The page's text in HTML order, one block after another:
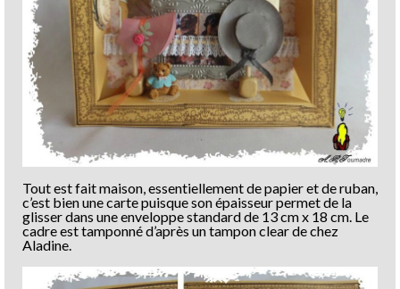
Tout est fait maison, essentiellement de papier et de ruban,
c’est bien une carte puisque son épaisseur permet de la
glisser dans une enveloppe standard de 13 cm x 18 cm. Le
cadre est tamponné d’après un tampon clear de chez
Aladine.